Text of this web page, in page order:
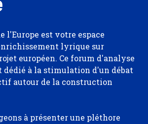
l'Europe est votre espace
lyrique sur
européen. Ce forum d'analyse
dédié à la stimulation d'un débat
autour de la construction
à présenter une pléthore